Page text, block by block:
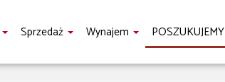
Sprzedaż Wynajem POSZUKUJEMY